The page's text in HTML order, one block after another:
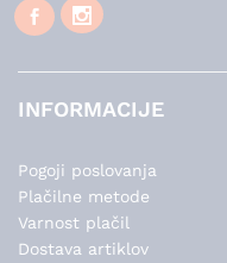
INFORMACIJE
Pogoji poslovanja
Plačilne metode
Varnost plačil
Dostava artiklov